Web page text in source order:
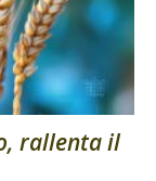
rallenta il